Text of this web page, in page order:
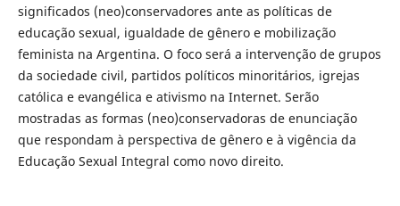
significados (neo)conservadores ante as políticas de
educação sexual, igualdade de gênero e mobilização
feminista na Argentina. O foco será a intervenção de grupos
da sociedade civil, partidos políticos minoritários, igrejas
católica e evangélica e ativismo na Internet. Serão
mostradas as formas (neo)conservadoras de enunciação
que respondam à perspectiva de gênero e à vigência da
Educação Sexual Integral como novo direito.